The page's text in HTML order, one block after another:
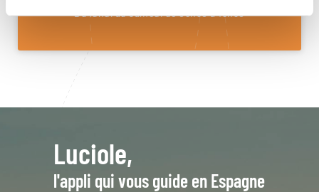
Du lundi au samedi de 09h30 à 18h30
Luciole,
l'appli qui vous guide en Espagne